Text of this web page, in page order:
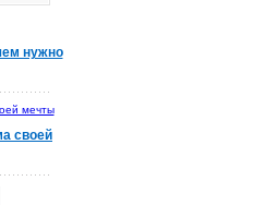
нужно
своей